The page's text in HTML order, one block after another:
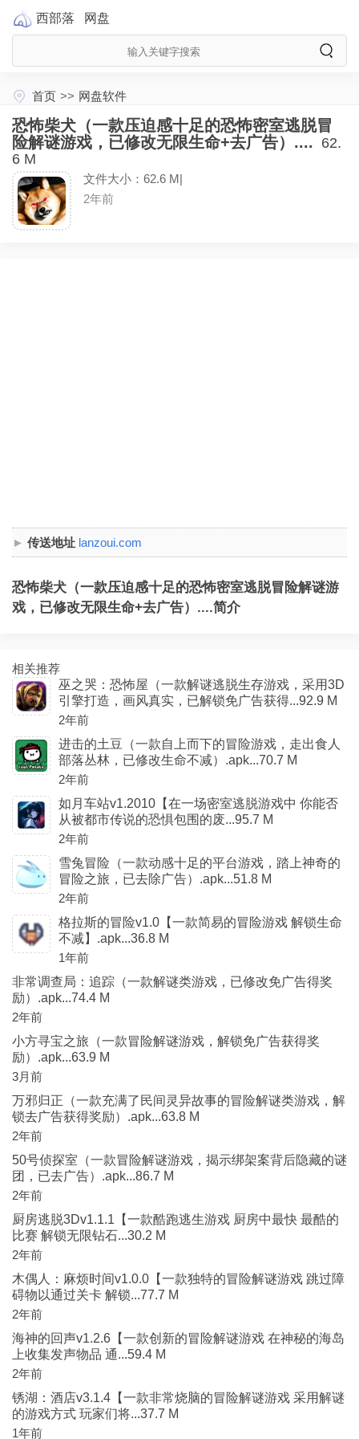
西部落 网盘
首页 >> 网盘软件
恐怖柴犬（一款压迫感十足的恐怖密室逃脱冒
险解谜游戏，已修改无限生命+去广告）.... 62.
6 M
文件大小：62.6 M|
2年前
传送地址 lanzoui.com
恐怖柴犬（一款压迫感十足的恐怖密室逃脱冒险解谜游
戏，已修改无限生命+去广告）....简介
相关推荐
巫之哭：恐怖屋（一款解谜逃脱生存游戏，采用3D
引擎打造，画风真实，已解锁免广告获得...92.9 M
2年前
进击的土豆（一款自上而下的冒险游戏，走出食人
部落丛林，已修改生命不减）.apk...70.7 M
2年前
如月车站v1.2010【在一场密室逃脱游戏中 你能否
从被都市传说的恐惧包围的废...95.7 M
2年前
雪兔冒险（一款动感十足的平台游戏，踏上神奇的
冒险之旅，已去除广告）.apk...51.8 M
2年前
格拉斯的冒险v1.0【一款简易的冒险游戏 解锁生命
不减】.apk...36.8 M
1年前
非常调查局：追踪（一款解谜类游戏，已修改免广告得奖
励）.apk...74.4 M
2年前
小方寻宝之旅（一款冒险解谜游戏，解锁免广告获得奖
励）.apk...63.9 M
3月前
万邪归正（一款充满了民间灵异故事的冒险解谜类游戏，解
锁去广告获得奖励）.apk...63.8 M
2年前
50号侦探室（一款冒险解谜游戏，揭示绑架案背后隐藏的谜
团，已去广告）.apk...86.7 M
2年前
厨房逃脱3Dv1.1.1【一款酷跑逃生游戏 厨房中最快 最酷的
比赛 解锁无限钻石...30.2 M
2年前
木偶人：麻烦时间v1.0.0【一款独特的冒险解谜游戏 跳过障
碍物以通过关卡 解锁...77.7 M
2年前
海神的回声v1.2.6【一款创新的冒险解谜游戏 在神秘的海岛
上收集发声物品 通...59.4 M
2年前
锈湖：酒店v3.1.4【一款非常烧脑的冒险解谜游戏 采用解谜
的游戏方式 玩家们将...37.7 M
1年前